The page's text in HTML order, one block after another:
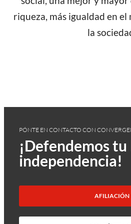
riqueza, más igualdad en
la
PÓNTE EN CONTACTO CON
¡Defendemos
independencia!
AFILIACIÓN